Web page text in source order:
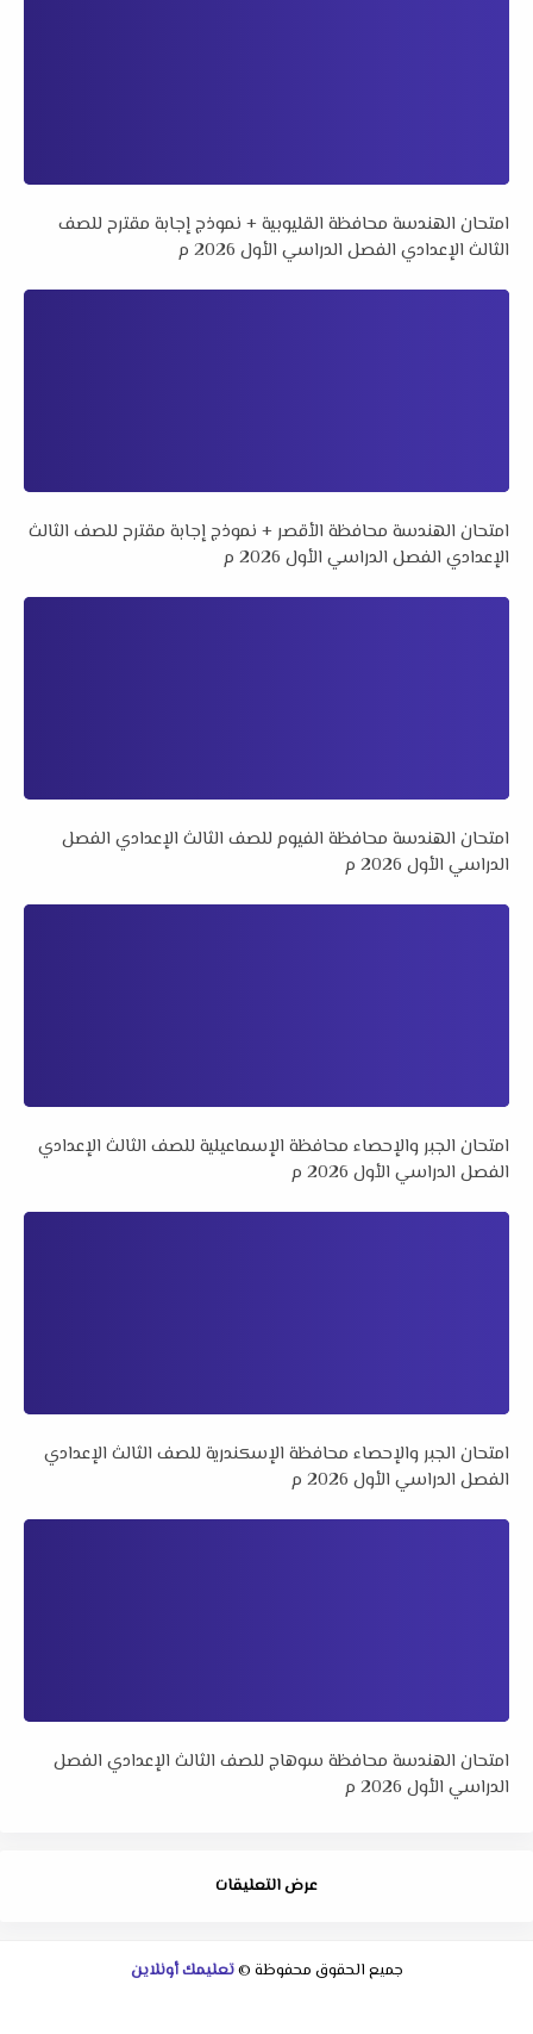
امتحان الهندسة محافظة القليوبية + نموذج إجابة مقترح للصف
الثالث الإعدادي الفصل الدراسي الأول 2026 م
امتحان الهندسة محافظة الأقصر + نموذج إجابة مقترح للصف الثالث
الإعدادي الفصل الدراسي الأول 2026 م
امتحان الهندسة محافظة الفيوم للصف الثالث الإعدادي الفصل
الدراسي الأول 2026 م
امتحان الجبر والإحصاء محافظة الإسماعيلية للصف الثالث الإعدادي
الفصل الدراسي الأول 2026 م
امتحان الجبر والإحصاء محافظة الإسكندرية للصف الثالث الإعدادي
الفصل الدراسي الأول 2026 م
امتحان الهندسة محافظة سوهاج للصف الثالث الإعدادي الفصل
الدراسي الأول 2026 م
عرض التعليقات
جميع الحقوق محفوظة ©تعليمك أونلاين